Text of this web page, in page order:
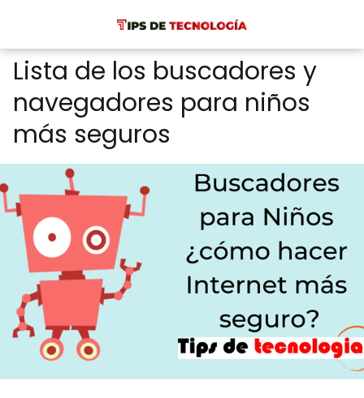
Lista de los buscadores y
navegadores para niños
más seguros